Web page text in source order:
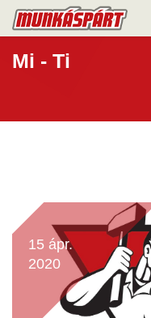
Mi - Ti
15 ápr.
2020